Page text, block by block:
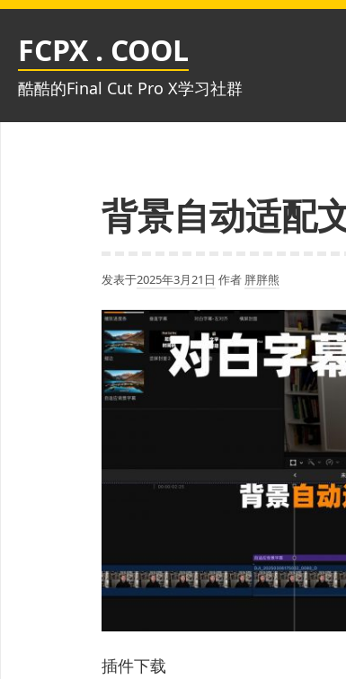
跳
FCPX . COOL
酷酷的Final Cut Pro X学习社群
背景自动适配
发表于2025年3月21日 作者 胖胖熊
插件下载